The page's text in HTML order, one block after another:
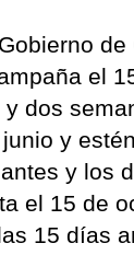
el
dos
y
y los
el 15 de
15 días